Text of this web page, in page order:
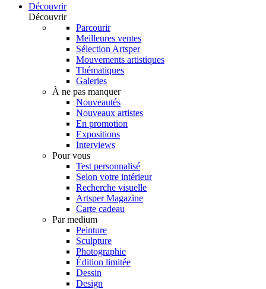
Découvrir
Découvrir
Parcourir
Meilleures ventes
Sélection Artsper
Mouvements artistiques
Thématiques
Galeries
À ne pas manquer
Nouveautés
Nouveaux artistes
En promotion
Expositions
Interviews
Pour vous
Test personnalisé
Selon votre intérieur
Recherche visuelle
Artsper Magazine
Carte cadeau
Par medium
Peinture
Sculpture
Photographie
Édition limitée
Dessin
Design